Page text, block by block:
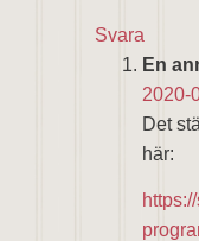
Svara
En
2020-
Det
här: